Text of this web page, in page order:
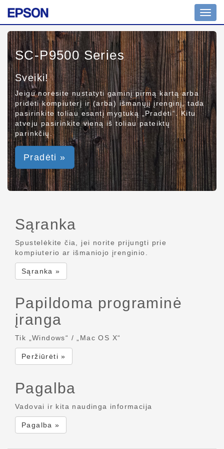
SC-P9500 Series
Sveiki!
Jeigu norėsite nustatyti gaminį pirmą kartą arba
pridėti kompiuterį ir (arba) išmanųjį įrenginį, tada
pasirinkite toliau esantį mygtuką „Pradėti“. Kitu
atveju pasirinkite vieną iš toliau pateiktų
parinkčių.
Pradėti »
Sąranka
Spustelėkite čia, jei norite prijungti prie
kompiuterio ar išmaniojo įrenginio.
Sąranka »
Papildoma programinė
įranga
Tik „Windows“ / „Mac OS X“
Peržiūrėti »
Pagalba
Vadovai ir kita naudinga informacija
Pagalba »